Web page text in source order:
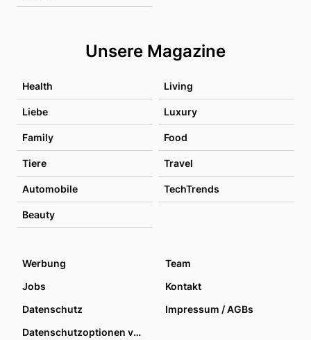
Unsere Magazine
Health Living
Liebe Luxury
Family Food
Tiere Travel
Automobile TechTrends
Beauty
Werbung
Team
Jobs
Kontakt
Datenschutz
Impressum / AGBs
Datenschutzoptionen verwalten